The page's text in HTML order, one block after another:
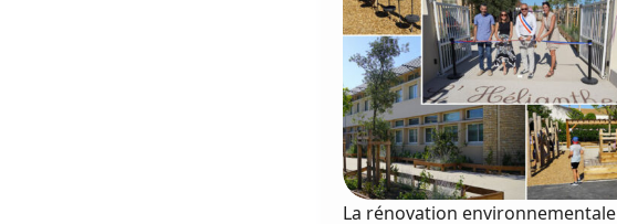
La rénovation environnementale